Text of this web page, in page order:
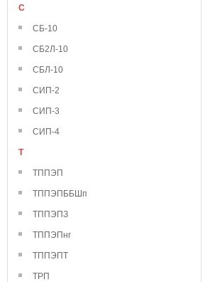
С
СБ-10
СБ2Л-10
СБЛ-10
СИП-2
СИП-3
СИП-4
Т
ТППЭП
ТППЭПББШп
ТППЭПЗ
ТППЭПнг
ТППЭПТ
ТРП